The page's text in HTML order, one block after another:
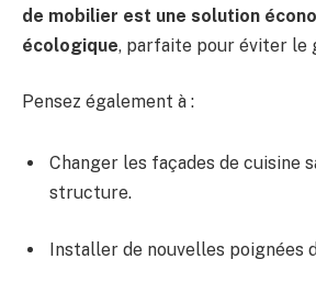
de mobilier est une solution
écologique, parfaite pour éviter le
Pensez également à :
Changer les façades de cuisine
structure.
Installer de nouvelles poignées